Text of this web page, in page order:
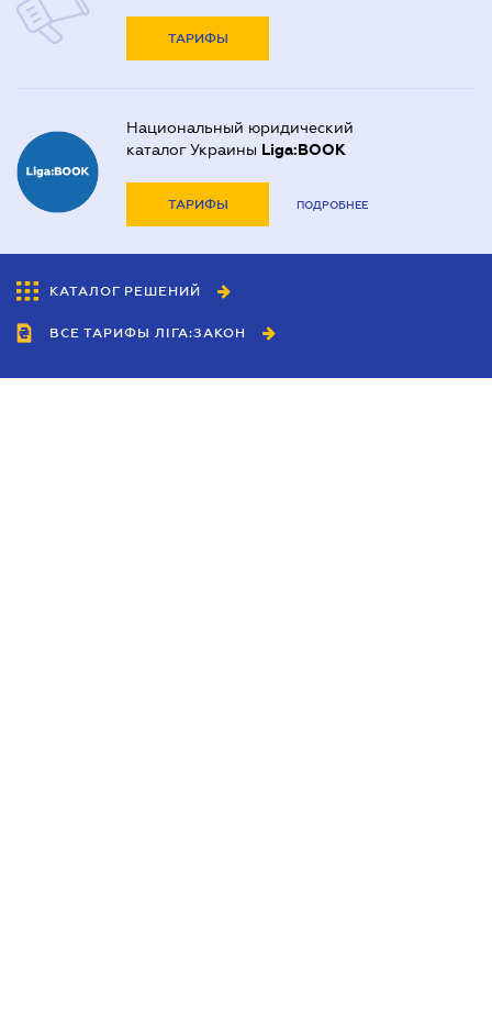
ТАРИФЫ
Национальный юридический
каталог Украины Liga:BOOK
ТАРИФЫ ПОДРОБНЕЕ
КАТАЛОГ РЕШЕНИЙ
ВСЕ ТАРИФЫ ЛІГА:ЗАКОН